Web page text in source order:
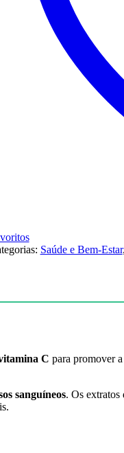
Saúde e Bem-Estar
C para promover
sanguíneos. Os